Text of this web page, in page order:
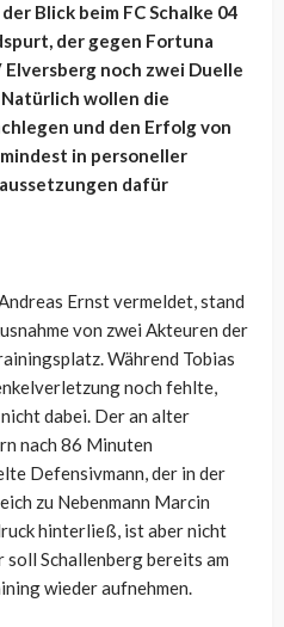
Blick beim FC Schalke 04
der gegen Fortuna
noch zwei Duelle
wollen die
und den Erfolg von
in personeller
dafür
Ernst vermeldet, stand
von zwei Akteuren der
Während Tobias
noch fehlte,
dabei. Der an alter
nach 86 Minuten
Defensivmann, der in der
zu Nebenmann Marcin
hinterließ, ist aber nicht
Schallenberg bereits am
wieder aufnehmen.